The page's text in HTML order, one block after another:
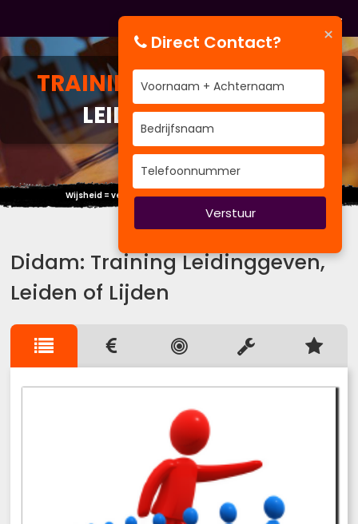
TRAININGLEIDINGGEVEN,
LEIDEN OF LIJDEN
Wijsheid = verschil kennen tussen wijsheid en kennis.
Didam: Training Leidinggeven,
Leiden of Lijden
×
Direct Contact?
Verstuur